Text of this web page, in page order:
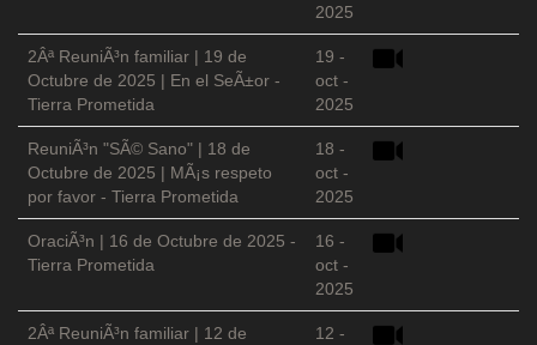
2025
2Âª ReuniÃ³n familiar | 19 de
Octubre de 2025 | En el SeÃ±or -
Tierra Prometida
19 -
oct -
2025
ReuniÃ³n "SÃ© Sano" | 18 de
Octubre de 2025 | MÃ¡s respeto
por favor - Tierra Prometida
18 -
oct -
2025
OraciÃ³n | 16 de Octubre de 2025 -
Tierra Prometida
16 -
oct -
2025
2Âª ReuniÃ³n familiar | 12 de
12 -